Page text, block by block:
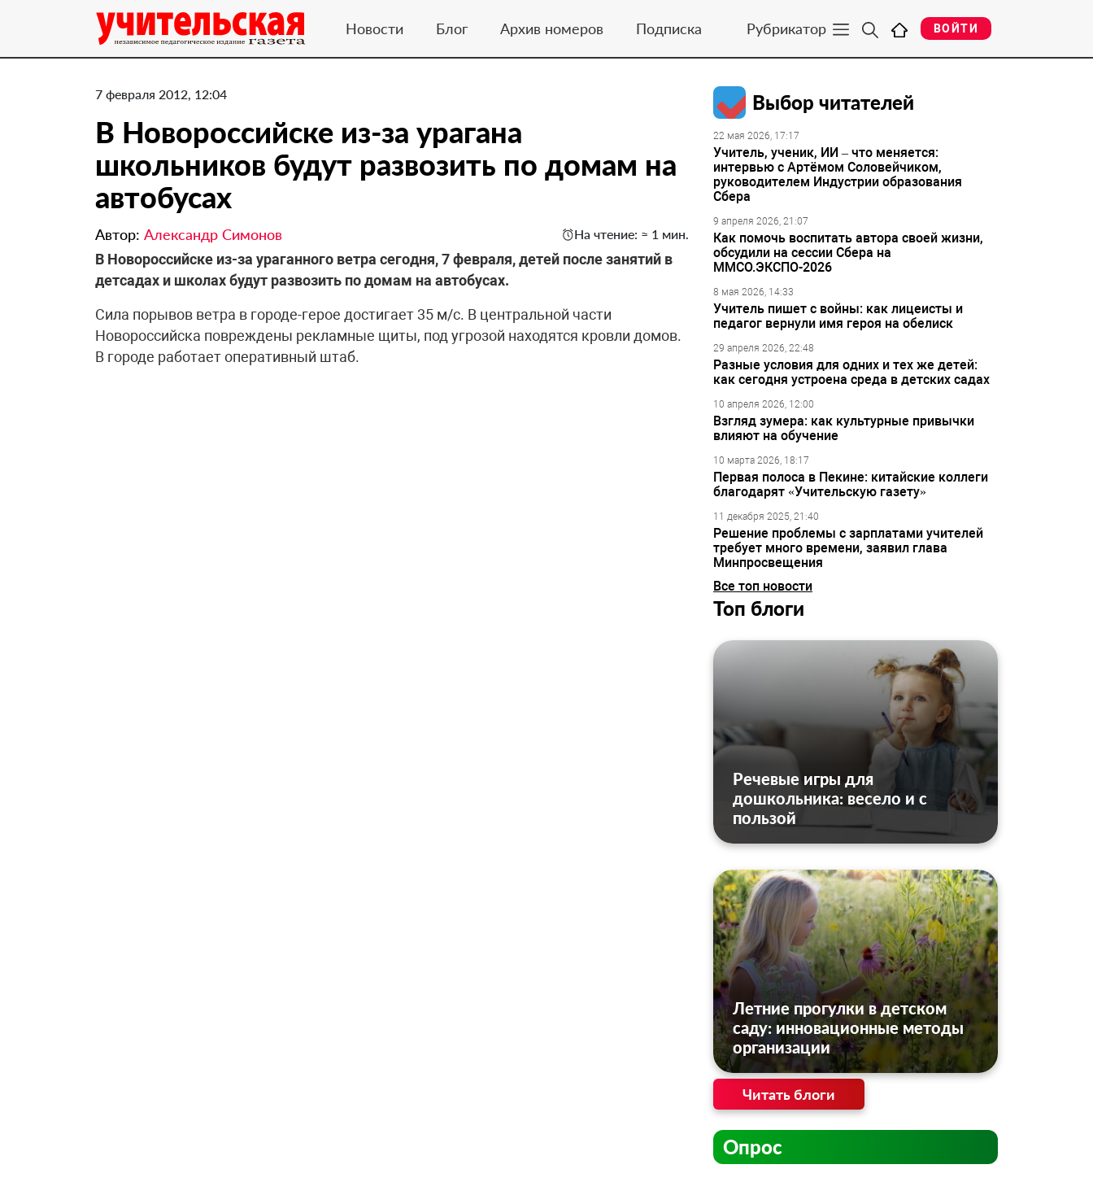
Новости Блог Архив номеров Подписка Рубрикатор ВОЙТИ
7 февраля 2012, 12:04
В Новороссийске из-за урагана
школьников будут развозить по домам на
автобусах
Автор: Александр Симонов На чтение: ≈ 1 мин.
В Новороссийске из-за ураганного ветра сегодня, 7 февраля, детей после занятий в
детсадах и школах будут развозить по домам на автобусах.
​Сила порывов ветра в городе-герое достигает 35 м/с. В центральной части
Новороссийска повреждены рекламные щиты, под угрозой находятся кровли домов.
В городе работает оперативный штаб.
Выбор читателей
22 мая 2026, 17:17
Учитель, ученик, ИИ – что меняется:
интервью с Артёмом Соловейчиком,
руководителем Индустрии образования
Сбера
9 апреля 2026, 21:07
Как помочь воспитать автора своей жизни,
обсудили на сессии Сбера на
ММСО.ЭКСПО-2026
8 мая 2026, 14:33
Учитель пишет с войны: как лицеисты и
педагог вернули имя героя на обелиск
29 апреля 2026, 22:48
Разные условия для одних и тех же детей:
как сегодня устроена среда в детских садах
10 апреля 2026, 12:00
Взгляд зумера: как культурные привычки
влияют на обучение
10 марта 2026, 18:17
Первая полоса в Пекине: китайские коллеги
благодарят «Учительскую газету»
11 декабря 2025, 21:40
Решение проблемы с зарплатами учителей
требует много времени, заявил глава
Минпросвещения
Все топ новости
Топ блоги
Речевые игры для
дошкольника: весело и с
пользой
Летние прогулки в детском
саду: инновационные методы
организации
Читать блоги
Опрос